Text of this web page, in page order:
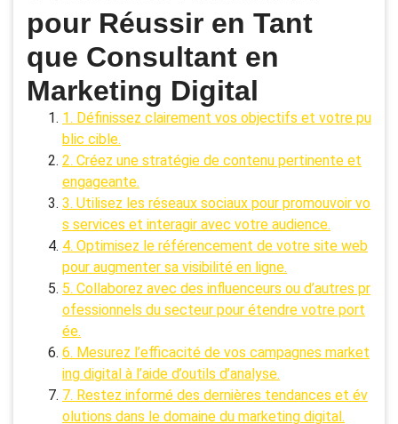
pour Réussir en Tant
que Consultant en
Marketing Digital
1. Définissez clairement vos objectifs et votre pu
blic cible.
2. Créez une stratégie de contenu pertinente et
engageante.
3. Utilisez les réseaux sociaux pour promouvoir vo
s services et interagir avec votre audience.
4. Optimisez le référencement de votre site web
pour augmenter sa visibilité en ligne.
5. Collaborez avec des influenceurs ou d’autres pr
ofessionnels du secteur pour étendre votre port
ée.
6. Mesurez l’efficacité de vos campagnes market
ing digital à l’aide d’outils d’analyse.
7. Restez informé des dernières tendances et év
olutions dans le domaine du marketing digital.